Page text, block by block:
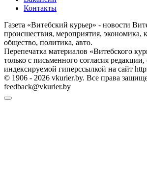
Контакты
Газета «Витебский курьер» - новости
происшествия, мероприятия, экономика,
общество, политика, авто.
Перепечатка материалов «Витебского
только с письменного согласия
индексируемой гиперссылкой на сайт
© 1906 - 2026 vkurier.by. Все права
feedback@vkurier.by